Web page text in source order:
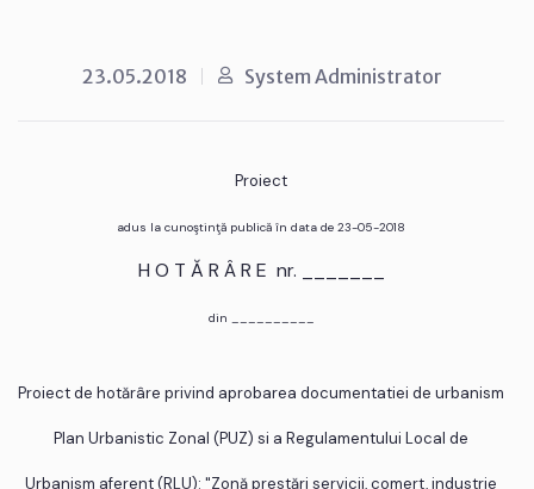
23.05.2018 System Administrator
Proiect
adus la cunoştinţă publică în data de 23-05-2018
H O T Ă R Â R E nr. _______
din __________
Proiect de hotărâre privind aprobarea documentatiei de urbanism
Plan Urbanistic Zonal (PUZ) si a Regulamentului Local de
Urbanism aferent (RLU): "Zonă prestări servicii, comert, industrie